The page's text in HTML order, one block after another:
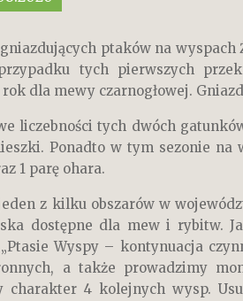
ptaków na
tych pierwszych
dla mewy czarnogłowej.
liczebności tych dwóch
Ponadto w tym sezonie
1 parę ohara.
z kilku obszarów w
dostępne dla mew i rybitw.
Wyspy – kontynuacja
a także prowadzimy
charakter 4 kolejnych wysp.